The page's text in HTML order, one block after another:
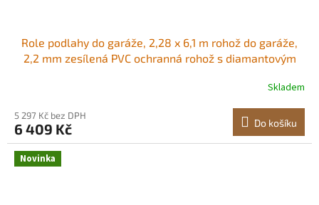
Role podlahy do garáže, 2,28 x 6,1 m rohož do garáže,
2,2 mm zesílená PVC ochranná rohož s diamantovým
se čistí pro sklady, tělocvičny, stříbrně šedá Flexibilní
Skladem
5 297 Kč bez DPH
6 409 Kč Do košíku
Novinka